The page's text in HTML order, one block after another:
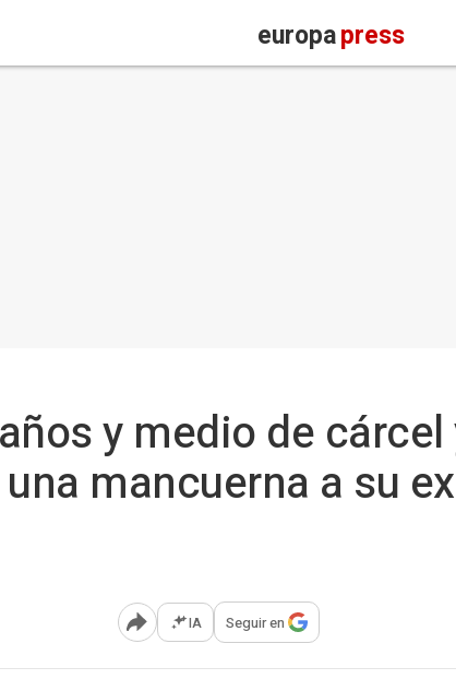
europapress
y medio de
mancuerna a su
Abrir opciones para compartir
IA Seguir en